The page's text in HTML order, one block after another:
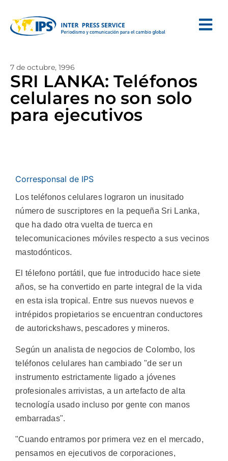
7 de octubre, 1996
SRI LANKA: Teléfonos
celulares no son solo
para ejecutivos
Corresponsal de IPS
Los teléfonos celulares lograron un inusitado
número de suscriptores en la pequeña Sri Lanka,
que ha dado otra vuelta de tuerca en
telecomunicaciones móviles respecto a sus vecinos
mastodónticos.
El télefono portátil, que fue introducido hace siete
años, se ha convertido en parte integral de la vida
en esta isla tropical. Entre sus nuevos nuevos e
intrépidos propietarios se encuentran conductores
de autorickshaws, pescadores y mineros.
Según un analista de negocios de Colombo, los
teléfonos celulares han cambiado "de ser un
instrumento estrictamente ligado a jóvenes
profesionales arrivistas, a un artefacto de alta
tecnología usado incluso por gente con manos
embarradas".
"Cuando entramos por primera vez en el mercado,
pensamos en ejecutivos de corporaciones,